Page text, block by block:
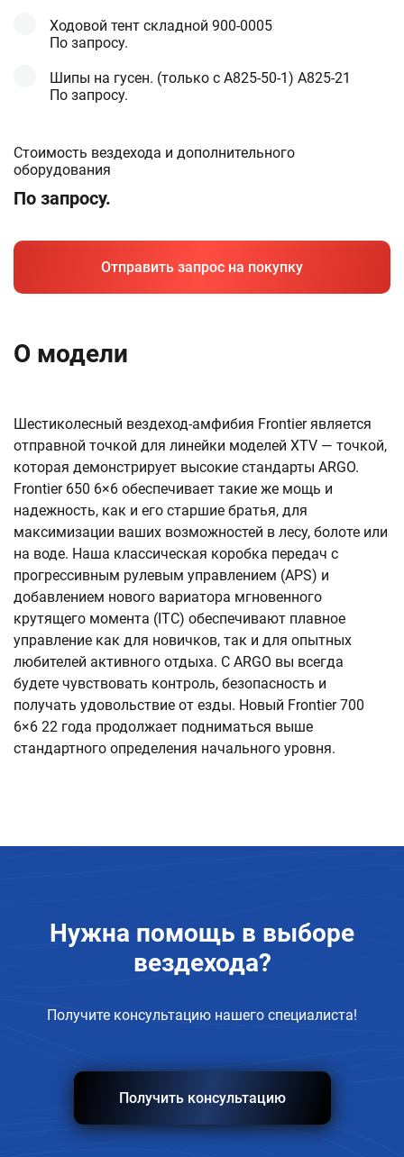
Ходовой тент складной 900-0005
По запросу.
Шипы на гусен. (только с А825-50-1) A825-21
По запросу.
Стоимость вездехода и дополнительного
оборудования
По запросу.
Отправить запрос на покупку
О модели
Шестиколесный вездеход-амфибия Frontier является
отправной точкой для линейки моделей XTV — точкой,
которая демонстрирует высокие стандарты ARGO.
Frontier 650 6×6 обеспечивает такие же мощь и
надежность, как и его старшие братья, для
максимизации ваших возможностей в лесу, болоте или
на воде. Наша классическая коробка передач с
прогрессивным рулевым управлением (APS) и
добавлением нового вариатора мгновенного
крутящего момента (ITC) обеспечивают плавное
управление как для новичков, так и для опытных
любителей активного отдыха. С ARGO вы всегда
будете чувствовать контроль, безопасность и
получать удовольствие от езды. Новый Frontier 700
6×6 22 года продолжает подниматься выше
стандартного определения начального уровня.
Нужна помощь в выборе
вездехода?
Получите консультацию нашего специалиста!
Получить консультацию